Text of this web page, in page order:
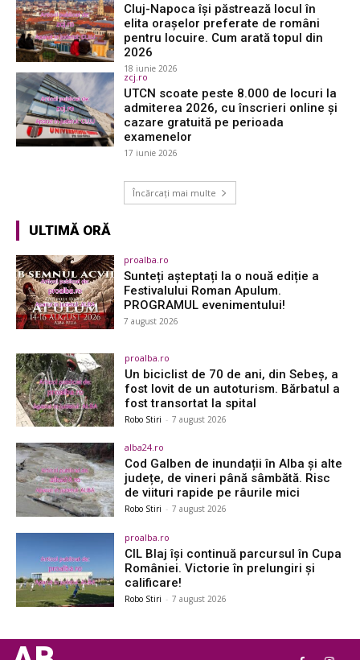
Cluj-Napoca își păstrează locul în
elita orașelor preferate de români
pentru locuire. Cum arată topul din
2026
18 iunie 2026
zcj.ro
UTCN scoate peste 8.000 de locuri la
admiterea 2026, cu înscrieri online și
cazare gratuită pe perioada
examenelor
17 iunie 2026
Încărcați mai multe
ULTIMĂ ORĂ
proalba.ro
Sunteți așteptați la o nouă ediție a
Festivalului Roman Apulum.
PROGRAMUL evenimentului!
7 august 2026
proalba.ro
Un biciclist de 70 de ani, din Sebeș, a
fost lovit de un autoturism. Bărbatul a
fost transortat la spital
Robo Stiri - 7 august 2026
alba24.ro
Cod Galben de inundații în Alba și alte
județe, de vineri până sâmbătă. Risc
de viituri rapide pe râurile mici
Robo Stiri - 7 august 2026
proalba.ro
CIL Blaj își continuă parcursul în Cupa
României. Victorie în prelungiri și
calificare!
Robo Stiri - 7 august 2026